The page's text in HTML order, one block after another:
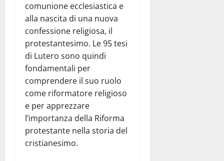
comunione ecclesiastica e
alla nascita di una nuova
confessione religiosa, il
protestantesimo. Le 95 tesi
di Lutero sono quindi
fondamentali per
comprendere il suo ruolo
come riformatore religioso
e per apprezzare
l’importanza della Riforma
protestante nella storia del
cristianesimo.